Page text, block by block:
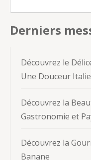
Derniers
Découvrez le
Une Douceur
Découvrez la
Gastronomie et
Découvrez la
Banane